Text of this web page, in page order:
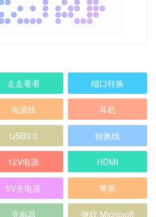
走走看看 端口转换
电源线 耳机
USB3.0 转换线
12V电源 HDMI
5V充电器 苹果
充电器 微软 Microsoft